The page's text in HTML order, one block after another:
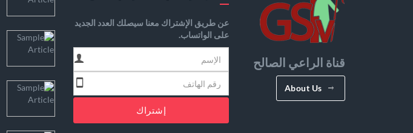
قناة الراعي الصالح
About Us
عن طريق الإشتراك معنا سيصلك العدد الجديد
على الواتساب.
إشتراك